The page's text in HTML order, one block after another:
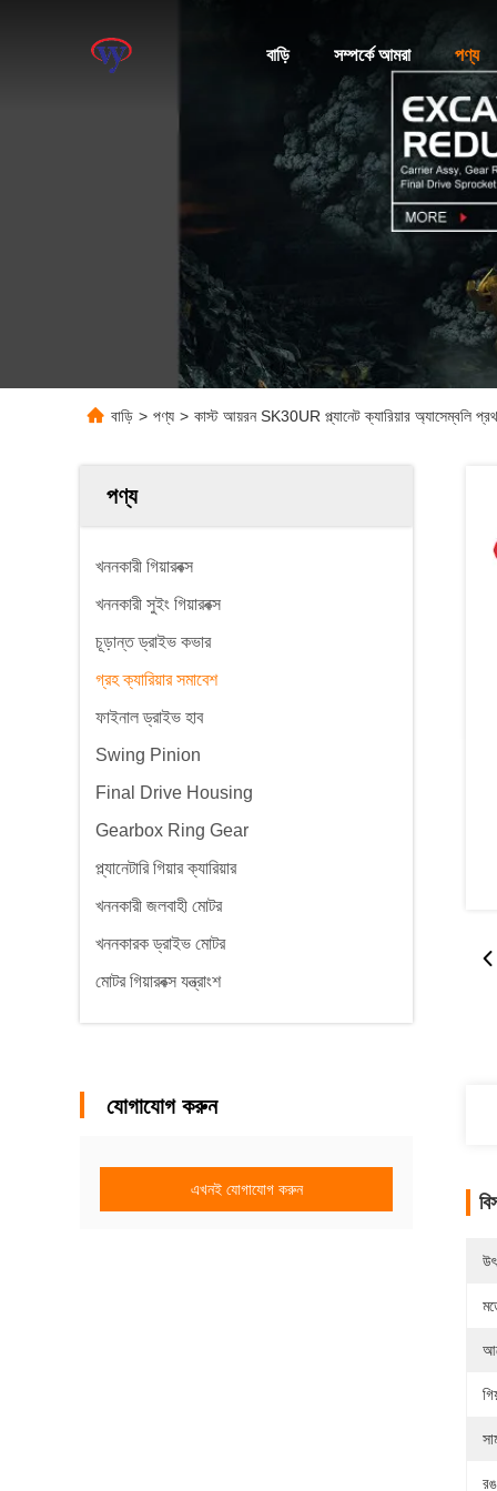
বাড়ি সম্পর্কে আমরা পণ্য
বাড়ি > পণ্য > কাস্ট আয়রন SK30UR প্ল্যানেট ক্যারিয়ার অ্যাসেম্বলি প্রথম
পণ্য
খননকারী গিয়ারবক্স
খননকারী সুইং গিয়ারবক্স
চূড়ান্ত ড্রাইভ কভার
গ্রহ ক্যারিয়ার সমাবেশ
ফাইনাল ড্রাইভ হাব
Swing Pinion
Final Drive Housing
Gearbox Ring Gear
প্ল্যানেটারি গিয়ার ক্যারিয়ার
খননকারী জলবাহী মোটর
খননকারক ড্রাইভ মোটর
মোটর গিয়ারবক্স যন্ত্রাংশ
যোগাযোগ করুন
এখনই যোগাযোগ করুন